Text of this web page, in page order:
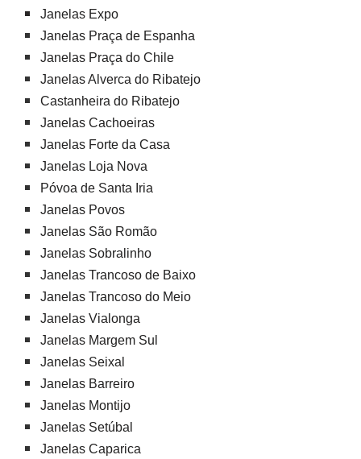
Janelas Expo
Janelas Praça de Espanha
Janelas Praça do Chile
Janelas Alverca do Ribatejo
Castanheira do Ribatejo
Janelas Cachoeiras
Janelas Forte da Casa
Janelas Loja Nova
Póvoa de Santa Iria
Janelas Povos
Janelas São Romão
Janelas Sobralinho
Janelas Trancoso de Baixo
Janelas Trancoso do Meio
Janelas Vialonga
Janelas Margem Sul
Janelas Seixal
Janelas Barreiro
Janelas Montijo
Janelas Setúbal
Janelas Caparica